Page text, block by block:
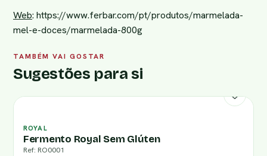
Web: https://www.ferbar.com/pt/produtos/marmelada-
mel-e-doces/marmelada-800g
TAMBÉM VAI GOSTAR
Sugestões para si
ROYAL
Fermento Royal Sem Glúten
Ref: RO0001